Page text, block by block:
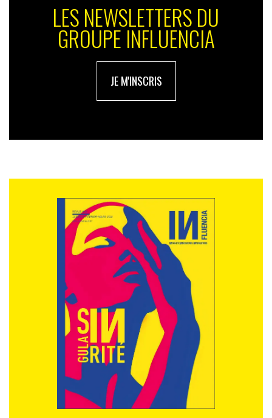
LES NEWSLETTERS DU
GROUPE INFLUENCIA
JE M'INSCRIS